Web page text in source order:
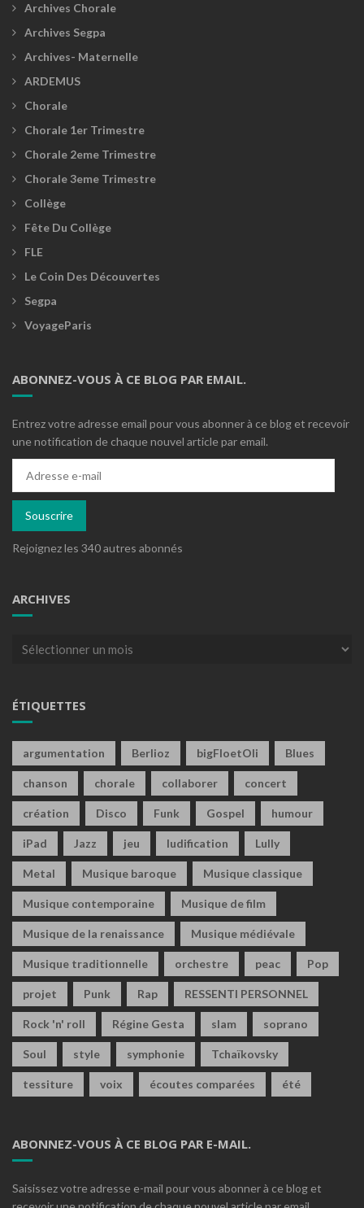
Archives Chorale
Archives Segpa
Archives- Maternelle
ARDEMUS
Chorale
Chorale 1er Trimestre
Chorale 2eme Trimestre
Chorale 3eme Trimestre
Collège
Fête Du Collège
FLE
Le Coin Des Découvertes
Segpa
VoyageParis
ABONNEZ-VOUS À CE BLOG PAR EMAIL.
Entrez votre adresse email pour vous abonner à ce blog et recevoir
une notification de chaque nouvel article par email.
mail
Souscrire
Rejoignez les 340 autres abonnés
ARCHIVES
Archives
ÉTIQUETTES
argumentation Berlioz bigFloetOli Blues
chanson chorale collaborer concert
création Disco Funk Gospel humour
iPad Jazz jeu ludification Lully
Metal Musique baroque Musique classique
Musique contemporaine Musique de film
Musique de la renaissance Musique médiévale
Musique traditionnelle orchestre peac Pop
projet Punk Rap RESSENTI PERSONNEL
Rock 'n' roll Régine Gesta slam soprano
Soul style symphonie Tchaïkovsky
tessiture voix écoutes comparées été
ABONNEZ-VOUS À CE BLOG PAR E-MAIL.
Saisissez votre adresse e-mail pour vous abonner à ce blog et